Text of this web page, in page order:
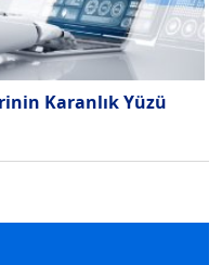
Karanlık Yüzü